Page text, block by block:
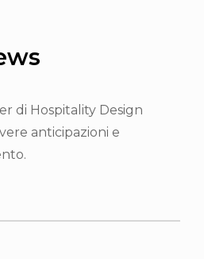
di Hospitality Design
anticipazioni e